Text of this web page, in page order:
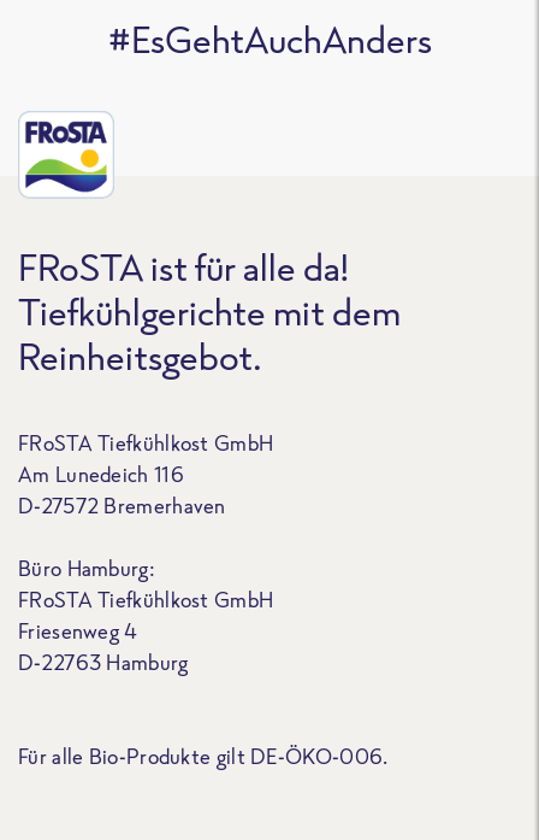
#EsGehtAuchAnders
FRoSTA ist für alle da!
Tiefkühlgerichte mit dem
Reinheitsgebot.
FRoSTA Tiefkühlkost GmbH
Am Lunedeich 116
D-27572 Bremerhaven
Büro Hamburg:
FRoSTA Tiefkühlkost GmbH
Friesenweg 4
D-22763 Hamburg
Für alle Bio-Produkte gilt DE-ÖKO-006.